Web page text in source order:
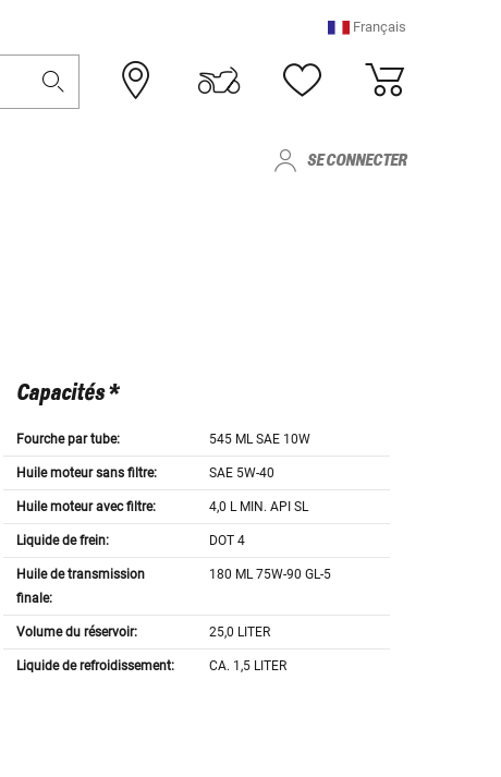
Français
SE CONNECTER
Capacités *
Fourche par tube: 545 ML SAE 10W
Huile moteur sans filtre: SAE 5W-40
Huile moteur avec filtre: 4,0 L MIN. API SL
Liquide de frein: DOT 4
Huile de transmission
finale:
180 ML 75W-90 GL-5
Volume du réservoir: 25,0 LITER
Liquide de refroidissement: CA. 1,5 LITER